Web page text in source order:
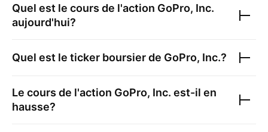
Quel est le cours de l'action GoPro, Inc.
aujourd'hui?
Quel est le ticker boursier de GoPro, Inc.?
Le cours de l'action GoPro, Inc. est-il en
hausse?